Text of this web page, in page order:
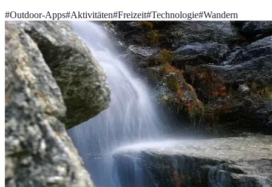
#Outdoor-Apps#Aktivitäten#Freizeit#Technologie#Wandern